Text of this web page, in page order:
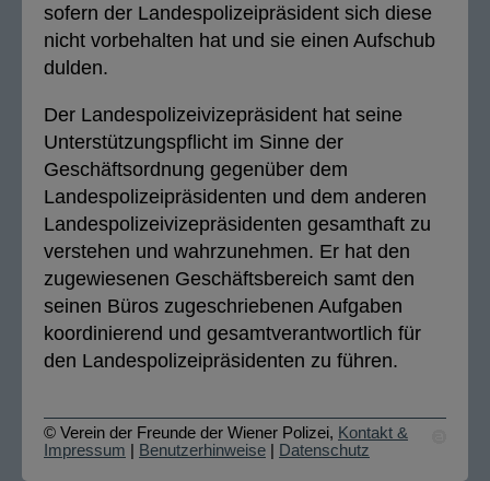
sofern der Landespolizeipräsident sich diese
nicht vorbehalten hat und sie einen Aufschub
dulden.
Der Landespolizeivizepräsident hat seine
Unterstützungspflicht im Sinne der
Geschäftsordnung gegenüber dem
Landespolizeipräsidenten und dem anderen
Landespolizeivizepräsidenten gesamthaft zu
verstehen und wahrzunehmen. Er hat den
zugewiesenen Geschäftsbereich samt den
seinen Büros zugeschriebenen Aufgaben
koordinierend und gesamtverantwortlich für
den Landespolizeipräsidenten zu führen.
© Verein der Freunde der Wiener Polizei, Kontakt &
Impressum
Benutzerhinweise Datenschutz